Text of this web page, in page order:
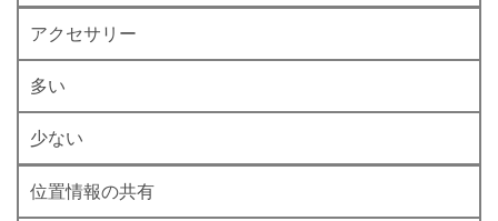
アクセサリー
多い
少ない
位置情報の共有